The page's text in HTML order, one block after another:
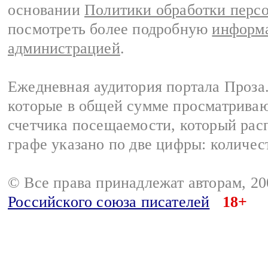
основании Политики обработки
посмотреть более подробную
администрацией.
Ежедневная аудитория портала
которые в общей сумме
счетчика посещаемости, который
графе указано по две цифры:
© Все права принадлежат авторам,
Российского союза писателей
18+